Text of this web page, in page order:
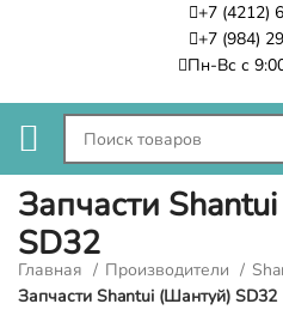
+7 (4212)
+7 (984)
Пн-Вс с
Запчасти
SD32
Главная Производители
Запчасти Shantui (Шантуй) SD32